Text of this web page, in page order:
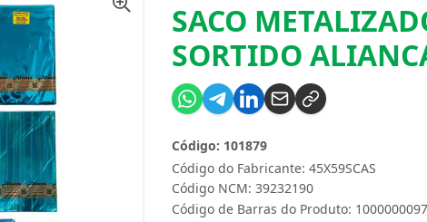
SACO
SORTIDO
Código do Fabricante: 45X59SCAS
Código: 101879
Código NCM: 39232190
Código de Barras do Produto: